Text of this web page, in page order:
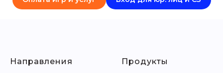
Направления Продукты